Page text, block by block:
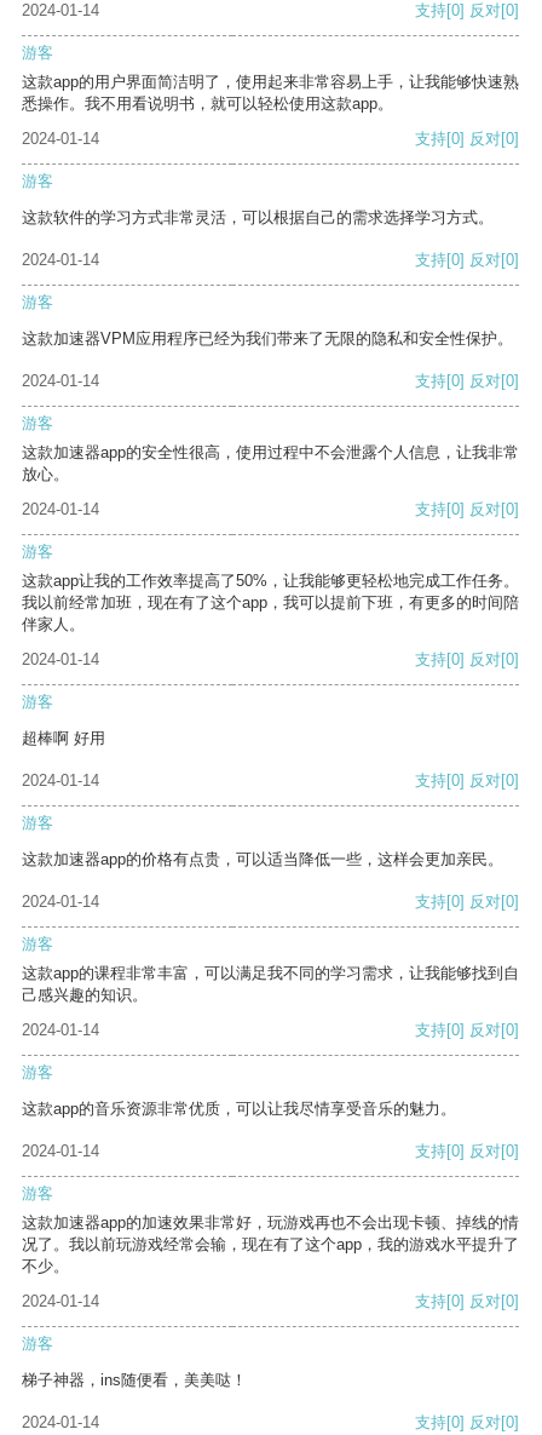
2024-01-14
支持[0] 反对[0]
游客
这款app的用户界面简洁明了，使用起来非常容易上手，让我能够快速熟
悉操作。我不用看说明书，就可以轻松使用这款app。
2024-01-14
支持[0] 反对[0]
游客
这款软件的学习方式非常灵活，可以根据自己的需求选择学习方式。
2024-01-14 支持[0] 反对[0]
游客
这款加速器VPM应用程序已经为我们带来了无限的隐私和安全性保护。
2024-01-14 支持[0] 反对[0]
游客
这款加速器app的安全性很高，使用过程中不会泄露个人信息，让我非常
放心。
2024-01-14
支持[0] 反对[0]
游客
这款app让我的工作效率提高了50%，让我能够更轻松地完成工作任务。
我以前经常加班，现在有了这个app，我可以提前下班，有更多的时间陪
伴家人。
2024-01-14
支持[0] 反对[0]
游客
超棒啊 好用
2024-01-14 支持[0] 反对[0]
游客
这款加速器app的价格有点贵，可以适当降低一些，这样会更加亲民。
2024-01-14 支持[0] 反对[0]
游客
这款app的课程非常丰富，可以满足我不同的学习需求，让我能够找到自
己感兴趣的知识。
2024-01-14
支持[0] 反对[0]
游客
这款app的音乐资源非常优质，可以让我尽情享受音乐的魅力。
2024-01-14 支持[0] 反对[0]
游客
这款加速器app的加速效果非常好，玩游戏再也不会出现卡顿、掉线的情
况了。我以前玩游戏经常会输，现在有了这个app，我的游戏水平提升了
不少。
2024-01-14
支持[0] 反对[0]
游客
梯子神器，ins随便看，美美哒！
2024-01-14 支持[0] 反对[0]